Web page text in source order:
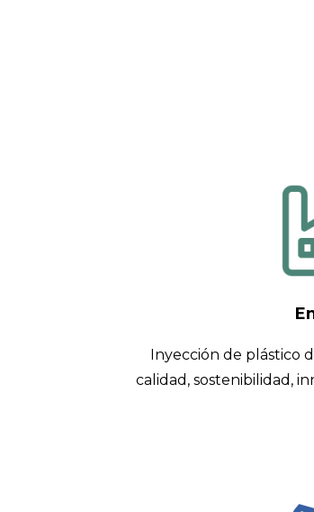
Inyección de plástico
calidad, sostenibilidad,